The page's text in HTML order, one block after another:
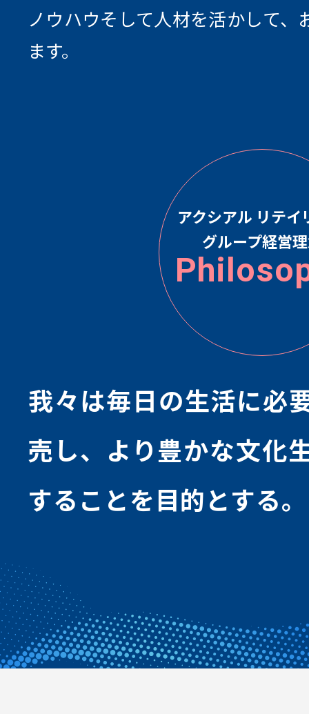
ノウハウそして⼈材を活かして、
ます。
アクシアル リテイ
グループ経営
我々は毎⽇の⽣活に必
売し、より豊かな⽂化
することを⽬的とする。